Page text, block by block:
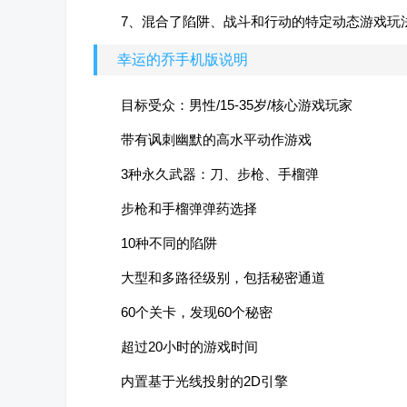
7、混合了陷阱、战斗和行动的特定动态游戏玩
幸运的乔手机版说明
目标受众：男性/15-35岁/核心游戏玩家
带有讽刺幽默的高水平动作游戏
3种永久武器：刀、步枪、手榴弹
步枪和手榴弹弹药选择
10种不同的陷阱
大型和多路径级别，包括秘密通道
60个关卡，发现60个秘密
超过20小时的游戏时间
内置基于光线投射的2D引擎